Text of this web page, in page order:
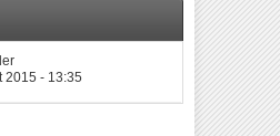
2015 - 13:35